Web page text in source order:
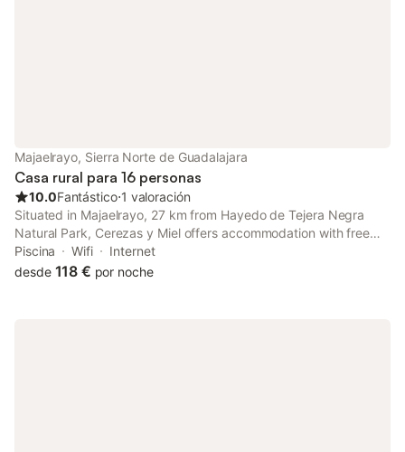
Majaelrayo, Sierra Norte de Guadalajara
Casa rural para 16 personas
10.0Fantástico⋅1 valoración
Situated in Majaelrayo, 27 km from Hayedo de Tejera Negra
Natural Park, Cerezas y Miel offers accommodation with free
WiFi, a terrace or a balcony and access to a garden and a
seasonal outdoor pool. The property has garden views.
Piscina Wifi
Internet
desde 118 € por noche